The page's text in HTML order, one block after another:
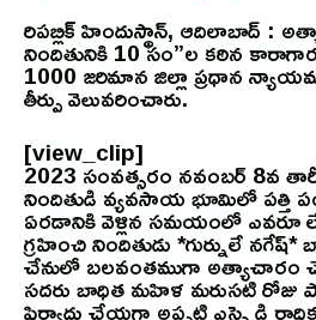
రిపబ్లిక్ హిందుస్థాన్, ఆదిలాబాద్ :
నిందితునికి 10 సం”ల కఠిన
1000 జరిమాన జిల్లా ప్రధాన
తీర్పు వెలువరించారు.
[view_clip]
2023 సంవత్సరం నవంబర్ 8వ
నిందితుడి వ్యవసాయ భూమిలో పత్తి
ఏరడానికి వెళ్లిన సమయంలో ఎవరూ
గ్రహించి నిందితుడు *గుర్నులే
చేనులో బలవంతముగా అత్యాచారం
సదరు బాధిత మహిళ మరుసటి రోజు